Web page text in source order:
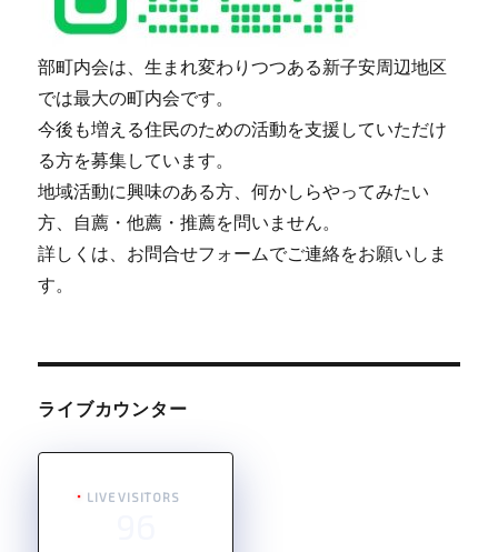
部町内会は、生まれ変わりつつある新子安周辺地区
では最大の町内会です。
今後も増える住民のための活動を支援していただけ
る方を募集しています。
地域活動に興味のある方、何かしらやってみたい
方、自薦・他薦・推薦を問いません。
詳しくは、お問合せフォームでご連絡をお願いしま
す。
ライブカウンター
LIVE VISITORS